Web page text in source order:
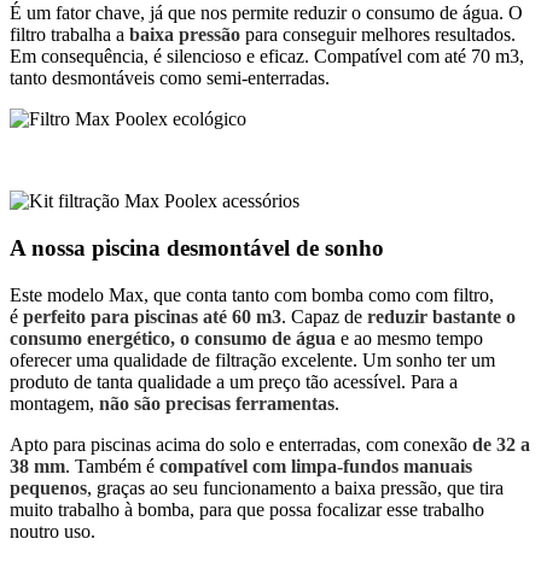
É um fator chave, já que nos permite reduzir o consumo de água. O
filtro trabalha a baixa pressão para conseguir melhores resultados.
Em consequência, é silencioso e eficaz. Compatível com até 70 m3,
tanto desmontáveis como semi-enterradas.
A nossa piscina desmontável de sonho
Este modelo Max, que conta tanto com bomba como com filtro,
é perfeito para piscinas até 60 m3. Capaz de reduzir bastante o
consumo energético, o consumo de água e ao mesmo tempo
oferecer uma qualidade de filtração excelente. Um sonho ter um
produto de tanta qualidade a um preço tão acessível. Para a
montagem, não são precisas ferramentas.
Apto para piscinas acima do solo e enterradas, com conexão de 32 a
38 mm. Também é compatível com limpa-fundos manuais
pequenos, graças ao seu funcionamento a baixa pressão, que tira
muito trabalho à bomba, para que possa focalizar esse trabalho
noutro uso.